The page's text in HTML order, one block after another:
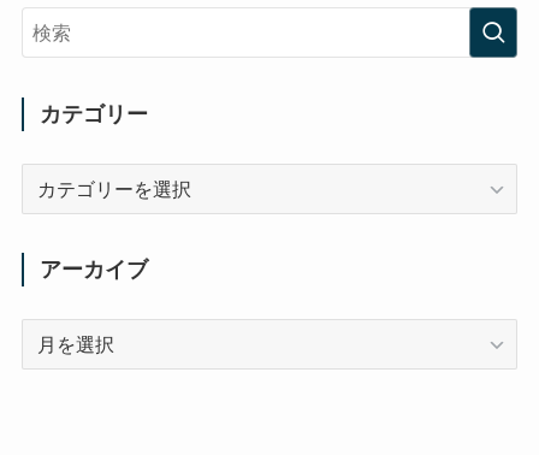
カテゴリー
アーカイブ